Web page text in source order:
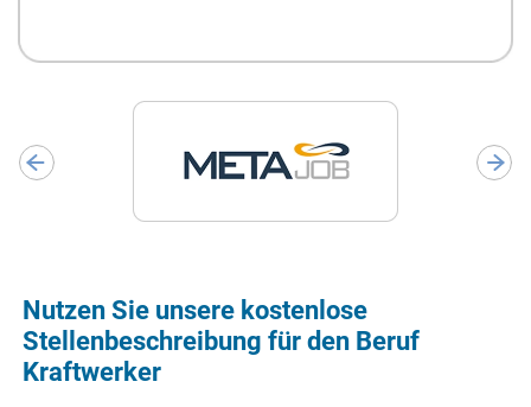
Nutzen Sie unsere kostenlose
Stellenbeschreibung für den Beruf
Kraftwerker